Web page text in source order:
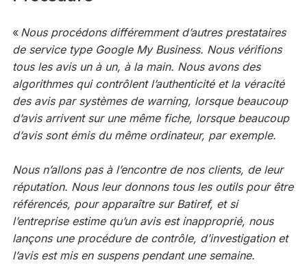
« Nous procédons différemment d’autres prestataires
de service type Google My Business. Nous vérifions
tous les avis un à un, à la main. Nous avons des
algorithmes qui contrôlent l’authenticité et la véracité
des avis par systèmes de warning, lorsque beaucoup
d’avis arrivent sur une même fiche, lorsque beaucoup
d’avis sont émis du même ordinateur, par exemple.
Nous n’allons pas à l’encontre de nos clients, de leur
réputation. Nous leur donnons tous les outils pour être
référencés, pour apparaître sur Batiref, et si
l’entreprise estime qu’un avis est inapproprié, nous
lançons une procédure de contrôle, d’investigation et
l’avis est mis en suspens pendant une semaine.